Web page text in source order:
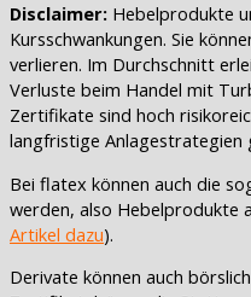
Disclaimer: Hebelprodukte
Kursschwankungen. Sie
verlieren. Im Durchschnitt
Verluste beim Handel mit
Zertifikate sind hoch
langfristige Anlagestrategien
Bei flatex können auch die
werden, also Hebelprodukte
Artikel dazu).
Derivate können auch